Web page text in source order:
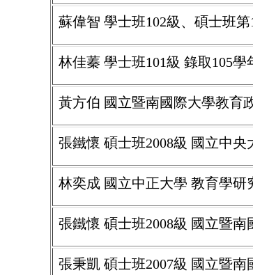
蘇偉智 學士班102級、碩士班
林佳蓁 學士班101級 錄取105
黃方伯 國立暨南國際大學教育
張鐵懷 碩士班2008級 國立中
林奕成 國立中正大學 教育學研
張鐵懷 碩士班2008級 國立暨
張秉凱 碩士班2007級 國立暨